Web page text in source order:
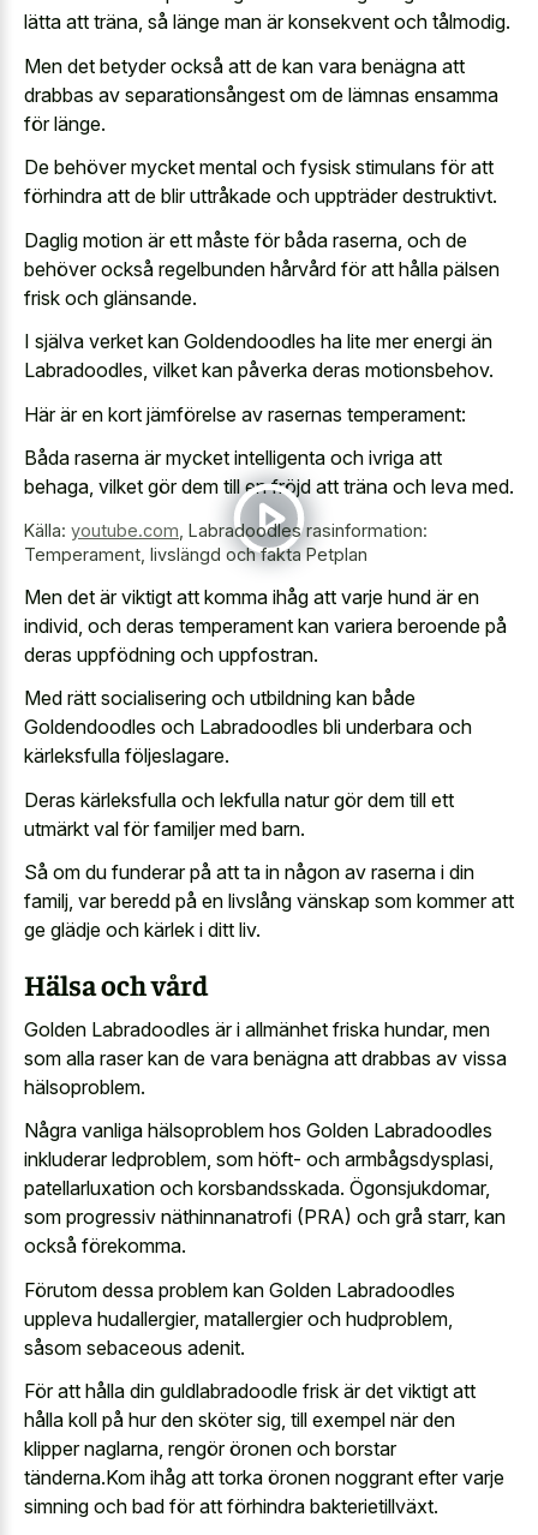
lätta att träna, så länge man är konsekvent och tålmodig.
Men det betyder också att de kan vara benägna att
drabbas av separationsångest om de lämnas ensamma
för länge.
De behöver mycket mental och fysisk stimulans för att
förhindra att de blir uttråkade och uppträder destruktivt.
Daglig motion är ett måste för båda raserna, och de
behöver också regelbunden hårvård för att hålla pälsen
frisk och glänsande.
I själva verket kan Goldendoodles ha lite mer energi än
Labradoodles, vilket kan påverka deras motionsbehov.
Här är en kort jämförelse av rasernas temperament:
Båda raserna är mycket intelligenta och ivriga att
behaga, vilket gör dem till en fröjd att träna och leva med.
Källa: youtube.com Labradoodles rasinformation:
Temperament, livslängd och fakta Petplan
Men det är viktigt att komma ihåg att varje hund är en
individ, och deras temperament kan variera beroende på
deras uppfödning och uppfostran.
Med rätt socialisering och utbildning kan både
Goldendoodles och Labradoodles bli underbara och
kärleksfulla följeslagare.
Deras kärleksfulla och lekfulla natur gör dem till ett
utmärkt val för familjer med barn.
Så om du funderar på att ta in någon av raserna i din
familj, var beredd på en livslång vänskap som kommer att
ge glädje och kärlek i ditt liv.
Hälsa och vård
Golden Labradoodles är i allmänhet friska hundar, men
som alla raser kan de vara benägna att drabbas av vissa
hälsoproblem.
Några vanliga hälsoproblem hos Golden Labradoodles
inkluderar ledproblem, som höft- och armbågsdysplasi,
patellarluxation och korsbandsskada. Ögonsjukdomar,
som progressiv näthinnanatrofi (PRA) och grå starr, kan
också förekomma.
Förutom dessa problem kan Golden Labradoodles
uppleva hudallergier, matallergier och hudproblem,
såsom sebaceous adenit.
För att hålla din guldlabradoodle frisk är det viktigt att
hålla koll på hur den sköter sig, till exempel när den
klipper naglarna, rengör öronen och borstar
tänderna.Kom ihåg att torka öronen noggrant efter varje
simning och bad för att förhindra bakterietillväxt.